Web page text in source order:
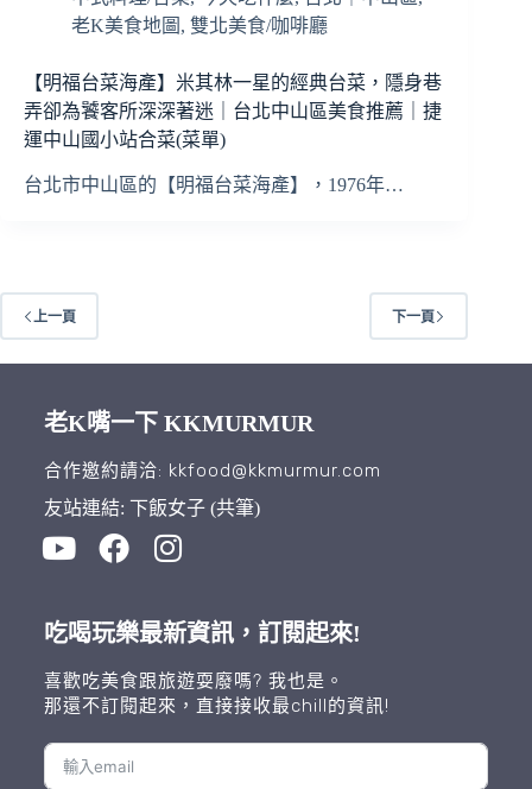
老K美食地圖 , 雙北美食/咖啡廳
【明福台菜海產】米其林一星的經典台菜，隱身巷
弄卻為饕客所深深著迷｜台北中山區美食推薦｜捷
運中山國小站合菜(菜單)
台北市中山區的【明福台菜海產】，1976年…
上一頁 下一頁
老K嘴一下 KKMURMUR
合作邀約請洽: kkfood@kkmurmur.com
友站連結: 下飯女子 (共筆)
吃喝玩樂最新資訊，訂閱起來!
喜歡吃美食跟旅遊耍廢嗎? 我也是。
那還不訂閱起來，直接接收最chill的資訊!